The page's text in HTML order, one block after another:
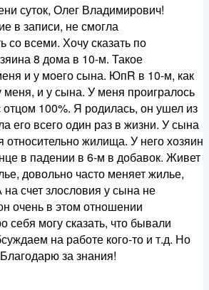
суток, Олег Владимирович!
в записи, не смогла
со всеми. Хочу сказать по
8 дома в 10-м. Такое
и у моего сына. ЮпR в 10-м, как
меня, и у сына. У меня проигралось
100%. Я родилась, он ушел из
его всего один раз в жизни. У сына
относительно жилища. У него хозяин
в падении в 6-м в добавок. Живет
довольно часто меняет жилье,
счет злословия у сына не
очень в этом отношении
себя могу сказать, что бывали
на работе кого-то и т.д. Но
за знания!